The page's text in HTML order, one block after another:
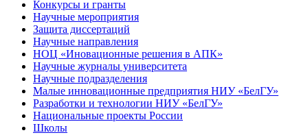
Конкурсы и гранты
Научные мероприятия
Защита диссертаций
Научные направления
НОЦ «Иновационные решения в АПК»
Научные журналы университета
Научные подразделения
Малые инновационные предприятия НИУ «БелГУ»
Разработки и технологии НИУ «БелГУ»
Национальные проекты России
Школы